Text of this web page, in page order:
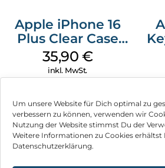
Um unsere Website für Dich optimal zu
verbessern zu können, verwenden wir
Nutzung der Website stimmst Du der
Weitere Informationen zu Cookies erhältst
Datenschutzerklärung.
Apple iPhone 16
Plus Clear Case
MagSafe
Transparent
35,90 €
inkl. MwSt.
Impressum